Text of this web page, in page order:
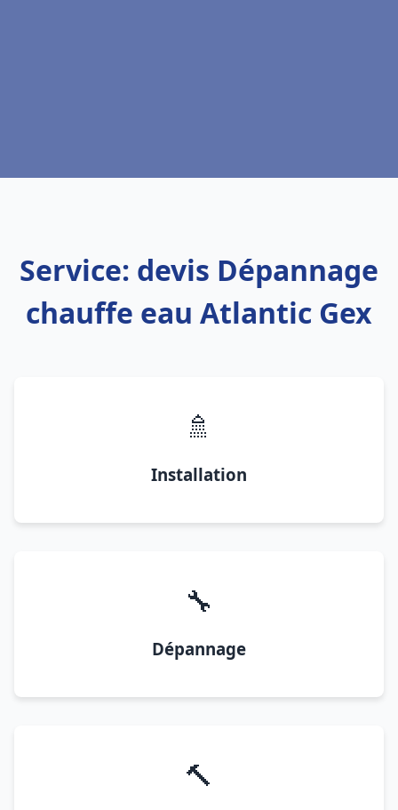
Service: devis Dépannage
chauffe eau Atlantic Gex
🚿
Installation
🔧
Dépannage
🔨